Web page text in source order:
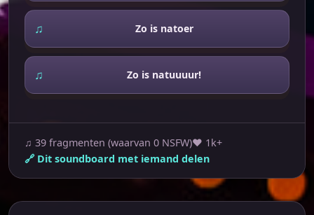
Zo is natoer
Zo is natuuuur!
♫ 39 fragmenten (waarvan 0 NSFW)♥ 1k+
Dit soundboard met iemand delen